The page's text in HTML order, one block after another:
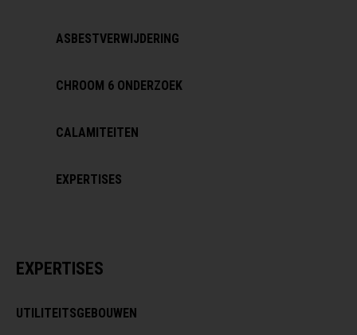
ASBESTVERWIJDERING
CHROOM 6 ONDERZOEK
CALAMITEITEN
EXPERTISES
EXPERTISES
UTILITEITSGEBOUWEN